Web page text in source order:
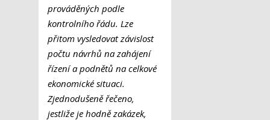
prováděných podle
kontrolního řádu. Lze
přitom vysledovat závislost
počtu návrhů na zahájení
řízení a podnětů na celkové
ekonomické situaci.
Zjednodušeně řečeno,
jestliže je hodně zakázek,